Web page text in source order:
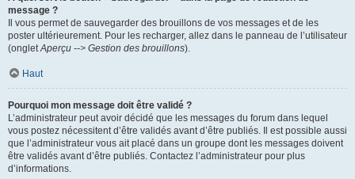
message ?
Il vous permet de sauvegarder des brouillons de vos messages et de les
poster ultérieurement. Pour les recharger, allez dans le panneau de l’utilisateur
(onglet Aperçu --> Gestion des brouillons).
Haut
Pourquoi mon message doit être validé ?
L’administrateur peut avoir décidé que les messages du forum dans lequel
vous postez nécessitent d’être validés avant d’être publiés. Il est possible aussi
que l’administrateur vous ait placé dans un groupe dont les messages doivent
être validés avant d’être publiés. Contactez l’administrateur pour plus
d’informations.